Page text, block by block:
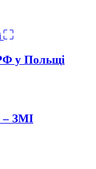
у Польщі
– ЗМІ